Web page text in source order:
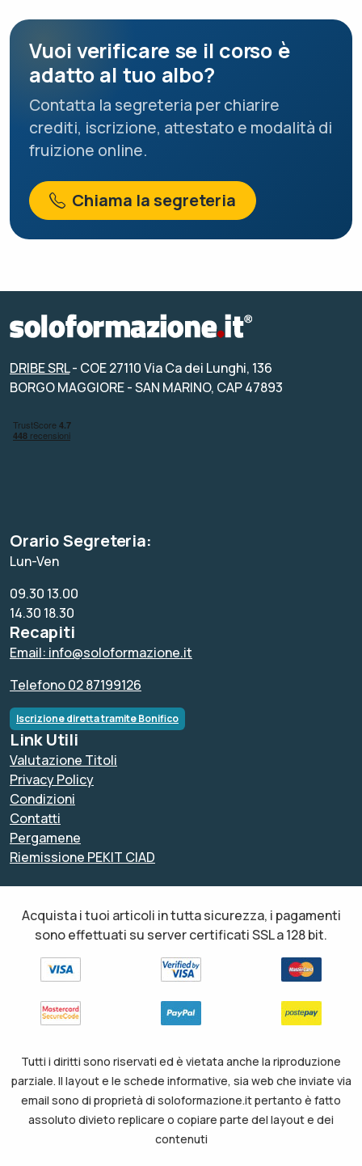
Vuoi verificare se il corso è
adatto al tuo albo?
Contatta la segreteria per chiarire
crediti, iscrizione, attestato e modalità di
fruizione online.
Chiama la segreteria
DRIBE SRL- COE 27110 Via Ca dei Lunghi, 136
BORGO MAGGIORE - SAN MARINO, CAP 47893
Orario Segreteria:
Lun-Ven
09.30 13.00
14.30 18.30
Recapiti
Email: info@soloformazione.it
Telefono 02 87199126
Iscrizione diretta tramite Bonifico
Link Utili
Valutazione Titoli
Privacy Policy
Condizioni
Contatti
Pergamene
Riemissione PEKIT CIAD
Acquista i tuoi articoli in tutta sicurezza, i pagamenti
sono effettuati su server certificati SSL a 128 bit.
Tutti i diritti sono riservati ed è vietata anche la riproduzione
parziale. Il layout e le schede informative, sia web che inviate via
email sono di proprietà di soloformazione.it pertanto è fatto
assoluto divieto replicare o copiare parte del layout e dei
contenuti